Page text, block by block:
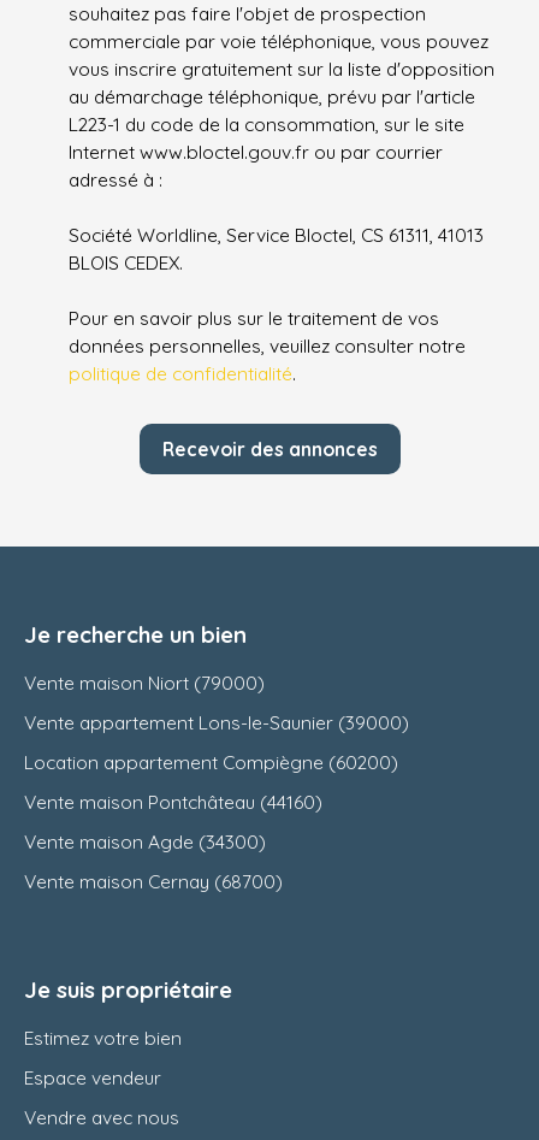
souhaitez pas faire l'objet de prospection
commerciale par voie téléphonique, vous pouvez
vous inscrire gratuitement sur la liste d'opposition
au démarchage téléphonique, prévu par l'article
L223-1 du code de la consommation, sur le site
Internet www.bloctel.gouv.fr ou par courrier
adressé à :
Société Worldline, Service Bloctel, CS 61311, 41013
BLOIS CEDEX.
Pour en savoir plus sur le traitement de vos
données personnelles, veuillez consulter notre
politique de confidentialité.
Recevoir des annonces
Je recherche un bien
Vente maison Niort (79000)
Vente appartement Lons-le-Saunier (39000)
Location appartement Compiègne (60200)
Vente maison Pontchâteau (44160)
Vente maison Agde (34300)
Vente maison Cernay (68700)
Je suis propriétaire
Estimez votre bien
Espace vendeur
Vendre avec nous